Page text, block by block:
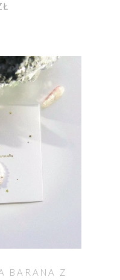
BARANA Z